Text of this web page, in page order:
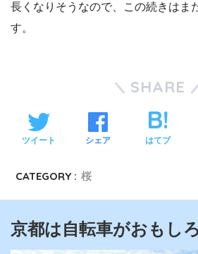
長くなりそうなので、この続きはま
す。
SHARE
ツイート シェア はてブ
CATEGORY : 桜
京都は自転車がおもし